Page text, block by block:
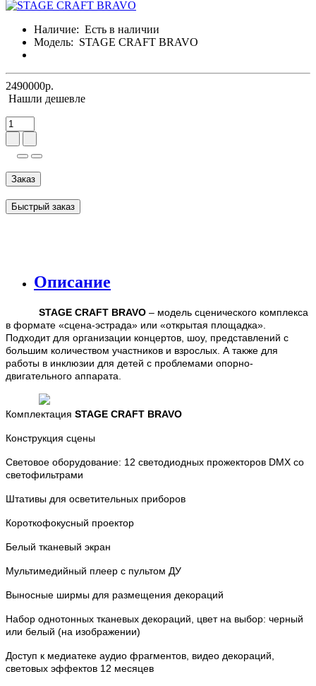
Наличие: Есть в наличии
Модель: STAGE CRAFT BRAVO
2490000р.
Нашли дешевле
Заказ
Быстрый заказ
Описание
STAGE CRAFT BRAVO – модель сценического комплекса
в формате «сцена-эстрада» или «открытая площадка».
Подходит для организации концертов, шоу, представлений с
большим количеством участников и взрослых. А также для
работы в инклюзии для детей с проблемами опорно-
двигательного аппарата.
Комплектация STAGE CRAFT BRAVO
Конструкция сцены
Световое оборудование: 12 светодиодных прожекторов DMX со
светофильтрами
Штативы для осветительных приборов
Короткофокусный проектор
Белый тканевый экран
Мультимедийный плеер с пультом ДУ
Выносные ширмы для размещения декораций
Набор однотонных тканевых декораций, цвет на выбор: черный
или белый (на изображении)
Доступ к медиатеке аудио фрагментов, видео декораций,
световых эффектов 12 месяцев